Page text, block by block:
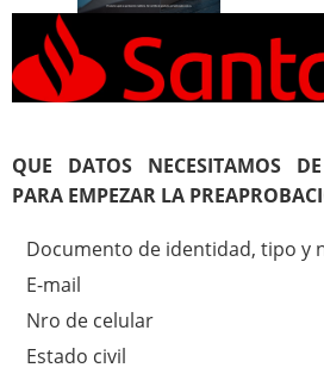
QUE DATOS NECESITAMOS
PARA EMPEZAR LA
Documento de identidad, tipo y
E-mail
Nro de celular
Estado civil